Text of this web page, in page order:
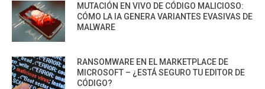
MUTACIÓN EN VIVO DE CÓDIGO MALICIOSO:
CÓMO LA IA GENERA VARIANTES EVASIVAS DE
MALWARE
RANSOMWARE EN EL MARKETPLACE DE
MICROSOFT – ¿ESTÁ SEGURO TU EDITOR DE
CÓDIGO?